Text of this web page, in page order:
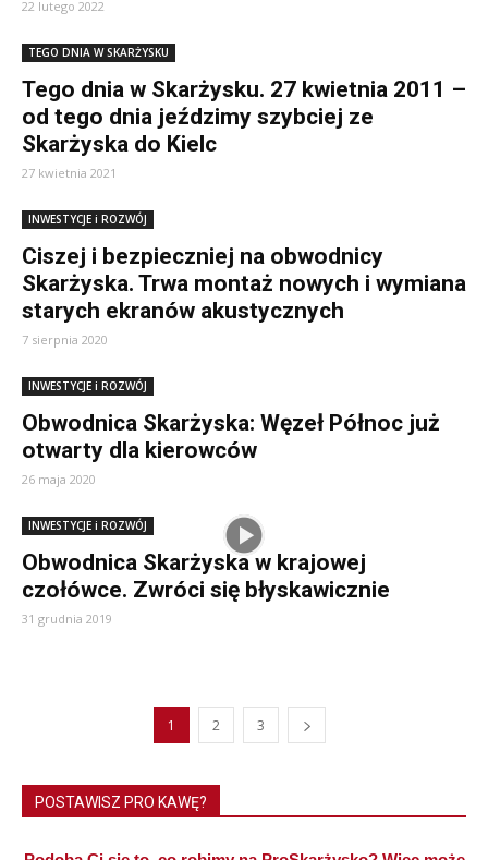
22 lutego 2022
TEGO DNIA W SKARŻYSKU
Tego dnia w Skarżysku. 27 kwietnia 2011 –
od tego dnia jeździmy szybciej ze
Skarżyska do Kielc
27 kwietnia 2021
INWESTYCJE i ROZWÓJ
Ciszej i bezpieczniej na obwodnicy
Skarżyska. Trwa montaż nowych i wymiana
starych ekranów akustycznych
7 sierpnia 2020
INWESTYCJE i ROZWÓJ
Obwodnica Skarżyska: Węzeł Północ już
otwarty dla kierowców
26 maja 2020
INWESTYCJE i ROZWÓJ
Obwodnica Skarżyska w krajowej
czołówce. Zwróci się błyskawicznie
31 grudnia 2019
1 2 3
POSTAWISZ PRO KAWĘ?